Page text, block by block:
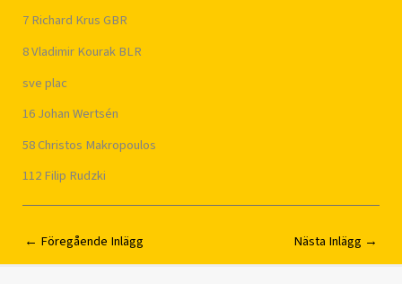
7 Richard Krus GBR
8 Vladimir Kourak BLR
sve plac
16 Johan Wertsén
58 Christos Makropoulos
112 Filip Rudzki
← Föregående Inlägg Nästa Inlägg →